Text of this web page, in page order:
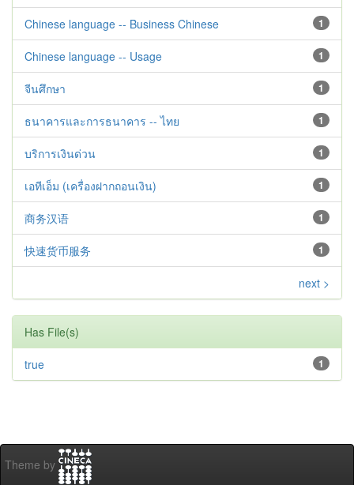
1
Chinese language -- Business Chinese
1
Chinese language -- Usage
1
จีนศึกษา
1
ธนาคารและการธนาคาร -- ไทย
1
บริการเงินด่วน
1
เอทีเอ็ม (เครื่องฝากถอนเงิน)
1
商务汉语
1
快速货币服务
next >
Has File(s)
1
true
Theme by